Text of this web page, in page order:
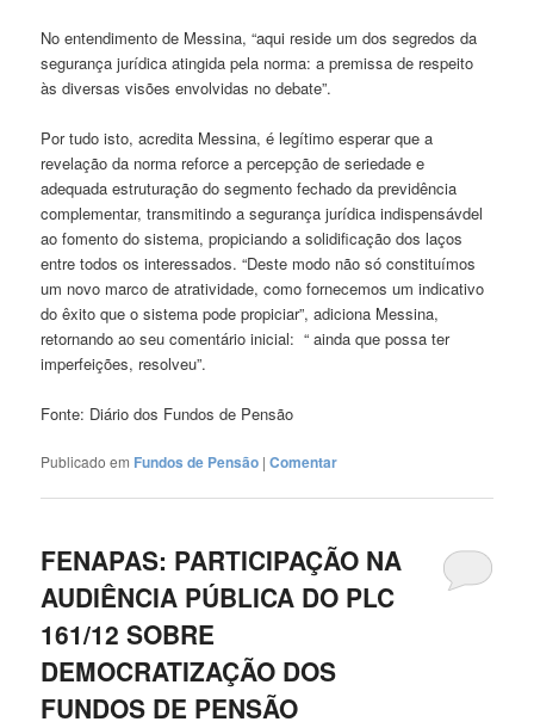
No entendimento de Messina, “aqui reside um dos segredos da
segurança jurídica atingida pela norma: a premissa de respeito
às diversas visões envolvidas no debate”.
Por tudo isto, acredita Messina, é legítimo esperar que a
revelação da norma reforce a percepção de seriedade e
adequada estruturação do segmento fechado da previdência
complementar, transmitindo a segurança jurídica indispensávdel
ao fomento do sistema, propiciando a solidificação dos laços
entre todos os interessados. “Deste modo não só constituímos
um novo marco de atratividade, como fornecemos um indicativo
do êxito que o sistema pode propiciar”, adiciona Messina,
retornando ao seu comentário inicial: “ ainda que possa ter
imperfeições, resolveu”.
Fonte: Diário dos Fundos de Pensão
Publicado em Fundos de Pensão |Comentar
FENAPAS: PARTICIPAÇÃO NA
AUDIÊNCIA PÚBLICA DO PLC
161/12 SOBRE
DEMOCRATIZAÇÃO DOS
FUNDOS DE PENSÃO